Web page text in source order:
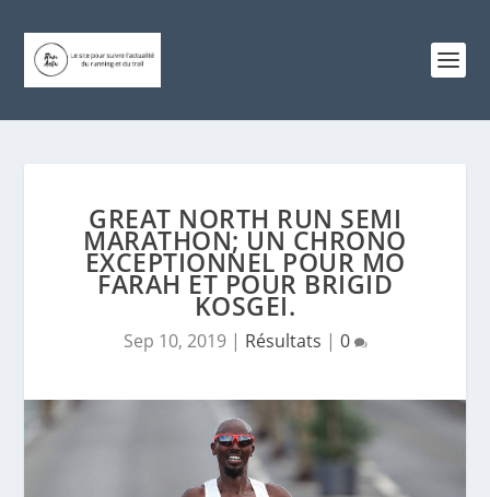
GREAT NORTH RUN SEMI
MARATHON; UN CHRONO
EXCEPTIONNEL POUR MO
FARAH ET POUR BRIGID
KOSGEI.
Sep 10, 2019| Résultats | 0